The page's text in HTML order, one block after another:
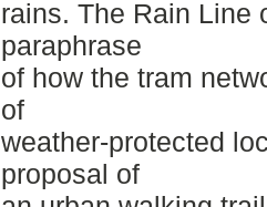
rains. The Rain Line
paraphrase
of how the tram
of
weather-protected
proposal of